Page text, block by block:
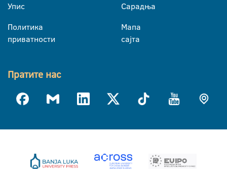
Упис
Политика
приватности
Сарадња
Мапа
сајта
Пратите нас